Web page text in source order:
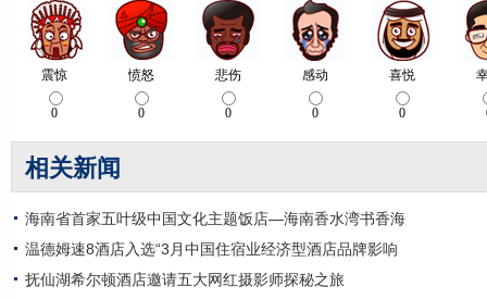
相关新闻
海南省首家五叶级中国文化主题饭店—海南香水湾书香海
温德姆速8酒店入选“3月中国住宿业经济型酒店品牌影响
抚仙湖希尔顿酒店邀请五大网红摄影师探秘之旅